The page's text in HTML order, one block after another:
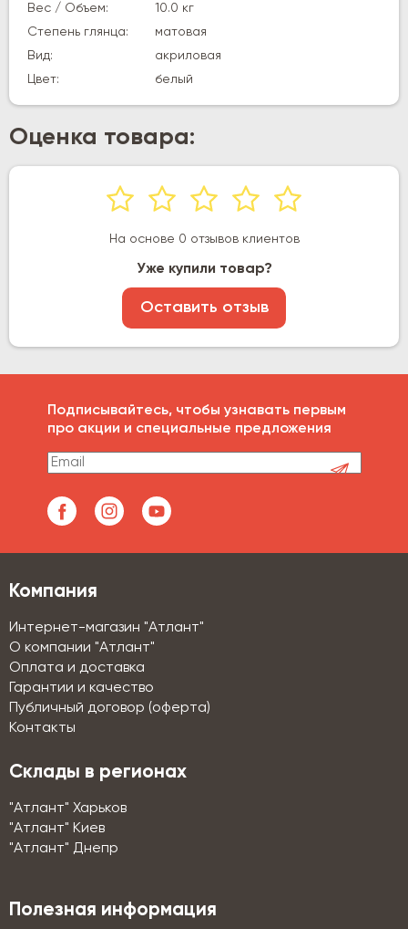
Вес / Объем:
10.0 кг
Степень глянца:
матовая
Вид:
акриловая
Цвет:
белый
Оценка товара:
На основе 0 отзывов клиентов
Уже купили товар?
Оставить отзыв
Подписывайтесь, чтобы узнавать первым
про акции и специальные предложения
Компания
Интернет-магазин "Атлант"
О компании "Атлант"
Оплата и доставка
Гарантии и качество
Публичный договор (оферта)
Контакты
Склады в регионах
"Атлант" Харьков
"Атлант" Киев
"Атлант" Днепр
Полезная информация